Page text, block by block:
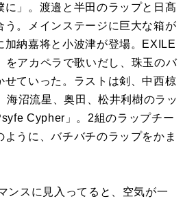
に」。渡邉と半田のラップと日髙
う。メインステージに巨大な箱が
納嘉将と小波津が登場。 EXILE
をアカペラで歌いだし、珠玉のバ
せていった。ラストは剣、中西椋
海沼流星、奥田、松井利樹のラッ
Cypher 」。 2組のラップチー
ように、バチバチのラップをかま
ンスに見入ってると、空気が一